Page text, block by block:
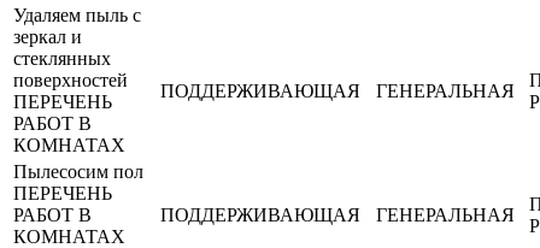
Удаляем пыль с
зеркал и
стеклянных
поверхностей
ПЕРЕЧЕНЬ
РАБОТ В
КОМНАТАХ
ПОДДЕРЖИВАЮЩАЯ ГЕНЕРАЛЬНАЯ
Пылесосим пол
ПЕРЕЧЕНЬ
РАБОТ В
КОМНАТАХ
ПОДДЕРЖИВАЮЩАЯ ГЕНЕРАЛЬНАЯ